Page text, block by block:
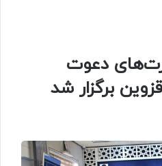
دعوت
برگزار شد